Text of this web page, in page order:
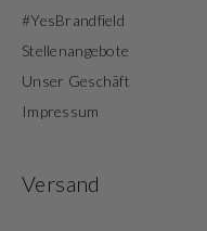
#YesBrandfield
Stellenangebote
Unser Geschäft
Impressum
Versand